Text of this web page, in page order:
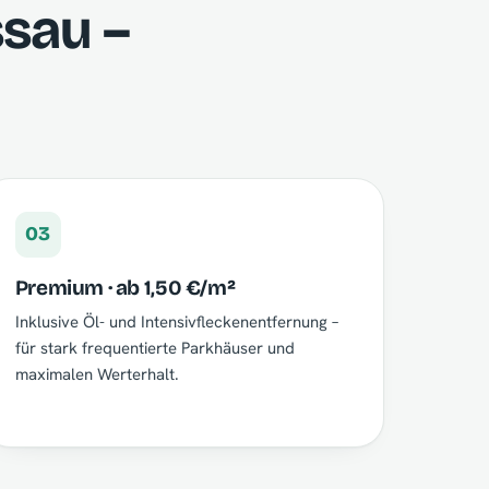
–
03
Premium · ab 1,50 €/m²
Inklusive Öl- und Intensivfleckenentfernung –
für stark frequentierte Parkhäuser und
maximalen Werterhalt.